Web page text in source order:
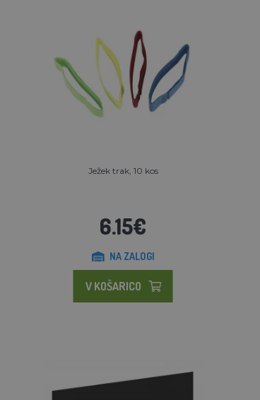
Ježek trak, 10 kos
6.15€
NA ZALOGI
V KOŠARICO